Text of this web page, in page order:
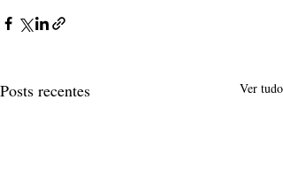
Posts recentes Ver tudo